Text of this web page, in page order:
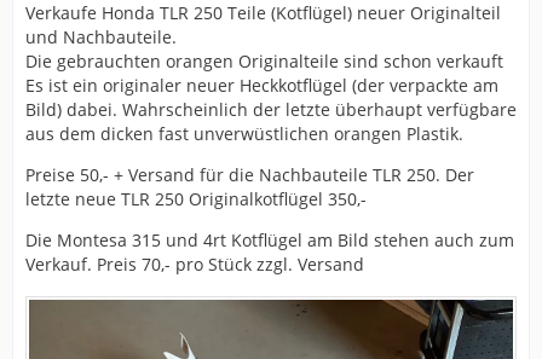
Verkaufe Honda TLR 250 Teile (Kotflügel) neuer Originalteil
und Nachbauteile.
Die gebrauchten orangen Originalteile sind schon verkauft
Es ist ein originaler neuer Heckkotflügel (der verpackte am
Bild) dabei. Wahrscheinlich der letzte überhaupt verfügbare
aus dem dicken fast unverwüstlichen orangen Plastik.
Preise 50,- + Versand für die Nachbauteile TLR 250. Der
letzte neue TLR 250 Originalkotflügel 350,-
Die Montesa 315 und 4rt Kotflügel am Bild stehen auch zum
Verkauf. Preis 70,- pro Stück zzgl. Versand